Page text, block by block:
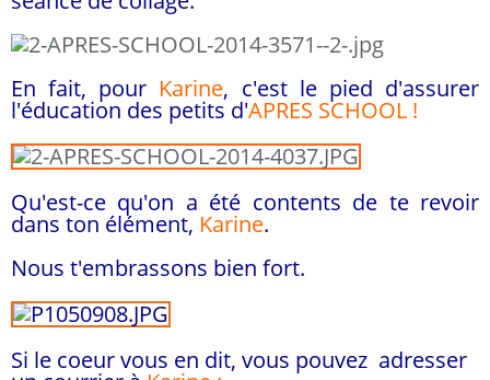
En fait, pour Karine, c'est le pied d'assurer
l'éducation des petits d'APRES SCHOOL !
Qu'est-ce qu'on a été contents de te revoir
dans ton élément, Karine.
Nous t'embrassons bien fort.
Si le coeur vous en dit, vous pouvez adresser